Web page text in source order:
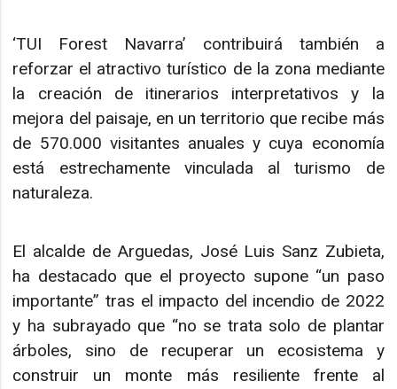
‘TUI Forest Navarra’ contribuirá también a
reforzar el atractivo turístico de la zona mediante
la creación de itinerarios interpretativos y la
mejora del paisaje, en un territorio que recibe más
de 570.000 visitantes anuales y cuya economía
está estrechamente vinculada al turismo de
naturaleza.
El alcalde de Arguedas, José Luis Sanz Zubieta,
ha destacado que el proyecto supone “un paso
importante” tras el impacto del incendio de 2022
y ha subrayado que “no se trata solo de plantar
árboles, sino de recuperar un ecosistema y
construir un monte más resiliente frente al